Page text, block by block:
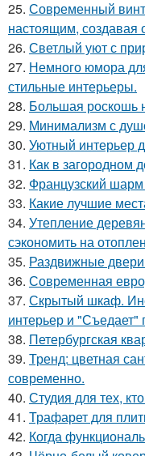
25. Современный
настоящим, создавая
26. Светлый уют с
27. Немного юмора
стильные интерьеры.
28. Большая роскошь
29. Минимализм с
30. Уютный интерьер
31. Как в загородном
32. Французский
33. Какие лучшие
34. Утепление
сэкономить на
35. Раздвижные двери
36. Современная
37. Скрытый шкаф.
интерьер и "Съедает"
38. Петербургская
39. Тренд: цветная
современно.
40. Студия для тех,
41. Трафарет для
42. Когда